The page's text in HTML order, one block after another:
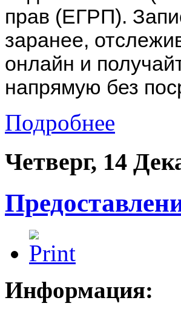
прав (ЕГРП).
заранее,
онлайн и
напрямую без
Подробнее
Четверг, 14
Информация: